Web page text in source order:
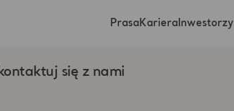
się z nami
PrasaKarieraInwestorzy